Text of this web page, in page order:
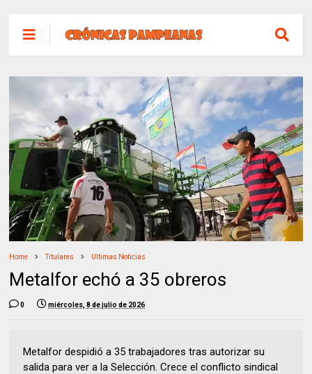
Home Titulares Ultimas Noticias
Metalfor echó a 35 obreros
0 miércoles, 8 de julio de 2026
Metalfor despidió a 35 trabajadores tras autorizar su
salida para ver a la Selección. Crece el conflicto sindical